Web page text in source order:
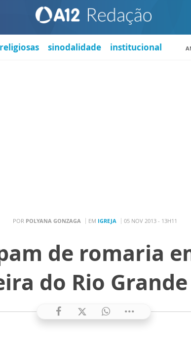
sinodalidade institucional
POR POLYANA GONZAGA EM IGREJA 05 NOV 2013 - 13H11
de romaria
do Rio